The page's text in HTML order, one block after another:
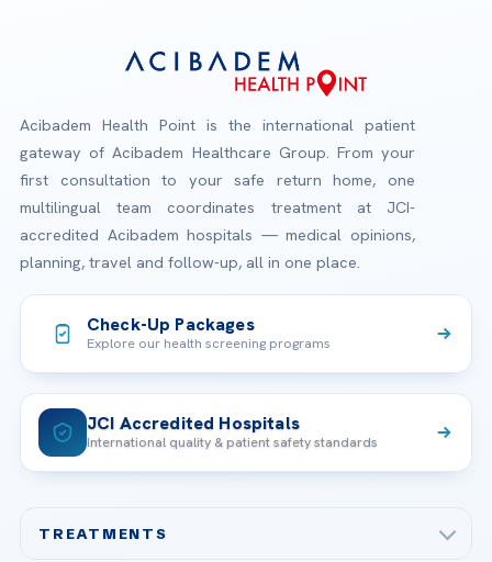
Acibadem Health Point is the international patient
gateway of Acibadem Healthcare Group. From your
first consultation to your safe return home, one
multilingual team coordinates treatment at JCI-
accredited Acibadem hospitals — medical opinions,
planning, travel and follow-up, all in one place.
Check-Up Packages
Explore our health screening programs
JCI Accredited Hospitals
International quality & patient safety standards
TREATMENTS